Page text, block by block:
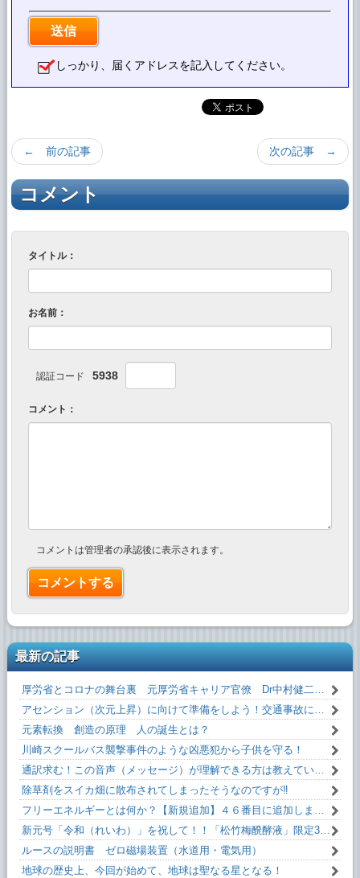
しっかり、届くアドレスを記入してください。
次の記事 →
← 前の記事
コメント
タイトル：
お名前：
認証コード 5938
コメント：
コメントは管理者の承認後に表示されます。
最新の記事
厚労省とコロナの舞台裏 元厚労省キャリア官僚 Dr中村健二 氏 闇を暴露！
アセンション（次元上昇）に向けて準備をしよう！交通事故にあわない方法！！
元素転換 創造の原理 人の誕生とは？
川崎スクールバス襲撃事件のような凶悪犯から子供を守る！
通訳求む！この音声（メッセージ）が理解できる方は教えていただけるとうれしいです！
除草剤をスイカ畑に散布されてしまったそうなのですが‼
フリーエネルギーとは何か？【新規追加】４６番目に追加しました！無料です！
新元号「令和（れいわ）」を祝して！！「松竹梅醗酵液」限定35本。
ルースの説明書 ゼロ磁場装置（水道用・電気用）
地球の歴史上、今回が始めて、地球は聖なる星となる！